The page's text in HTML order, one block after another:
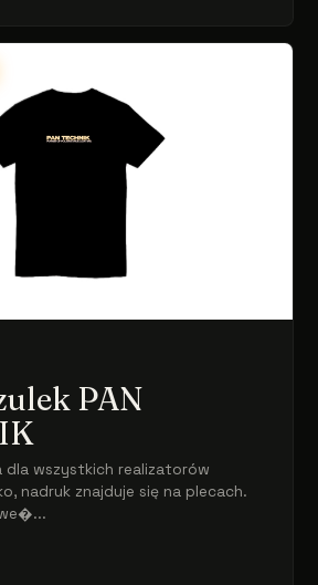
PAN
dla wszystkich realizatorów
nadruk znajduje się na plecach.